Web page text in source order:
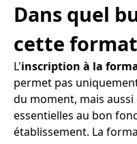
Dans quel
cette
L'inscription à la
permet pas
du moment, mais
essentielles au bon
établissement. La